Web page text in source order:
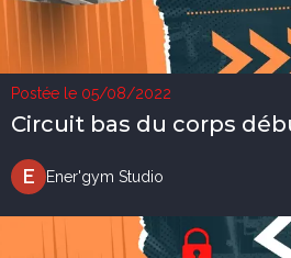
Postée le 05/08/2022
Circuit bas du corps
E Ener'gym Studio